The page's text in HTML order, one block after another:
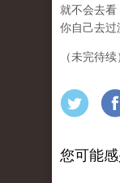
就不会去看
你自己去过
（未完待续
您可能